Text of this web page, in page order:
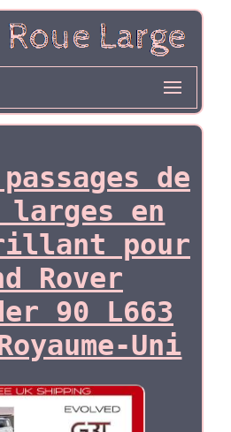
de
larges en
pour
Rover
90 L663
Uni